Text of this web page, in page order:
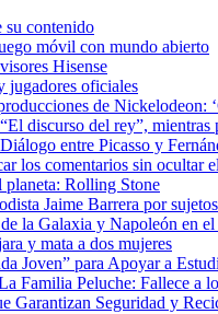
su contenido
móvil con mundo abierto
Hisense
jugadores oficiales
de Nickelodeon:
discurso del rey”, mientras
entre Picasso y
los comentarios sin ocultar
planeta: Rolling Stone
Jaime Barrera por
la Galaxia y Napoleón en el
y mata a dos mujeres
Joven” para Apoyar a
Familia Peluche: Fallece a
Garantizan Seguridad y